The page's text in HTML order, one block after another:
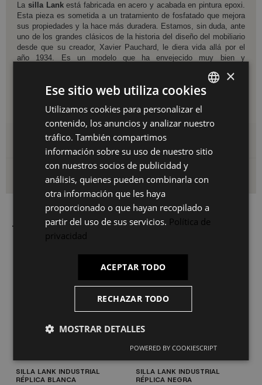
La silla Lankestá fabricada en acero y acabada en pintura epoxi.
Esta pieza es sometida a un tratamiento de fosfatado que mejora
sus propiedades y la hace más duradera. Estamos, sin duda, ante
uno de los grandes clásicos de la historia del diseño del mobiliario
desde que su creador, Xavier Pauchard, le diera vida allá por el
año 1934. Es un modelo que ha envejecido muy bien y
decoración industrial y vintage.
Medidas:Altura: 84 cm | Ancho: 48 cm | Profundo: 44 cm | Altura
asiento: 45 cm
Detalles del producto
Envío y devoluciones
También le puede interesar
SILLA LANK INDUSTRIAL
RÉPLICA BLANCA
SILLA LANK INDUSTRIAL
RÉPLICA NEGRA
SPANISH
ES
PT
×
Ese sitio web utiliza cookies
Utilizamos cookies para personalizar el
contenido, los anuncios y analizar nuestro
tráfico. También compartimos
información sobre su uso de nuestro sitio
con nuestros socios de publicidad y
análisis, quienes pueden combinarla con
otra información que les haya
proporcionado o que hayan recopilado a
partir del uso de sus servicios. Política de
privacidad
ACEPTAR TODO
RECHAZAR TODO
MOSTRAR DETALLES
POWERED BY COOKIESCRIPT